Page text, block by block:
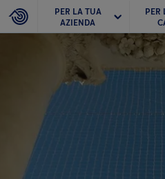
PER LA TUA
AZIENDA
PER